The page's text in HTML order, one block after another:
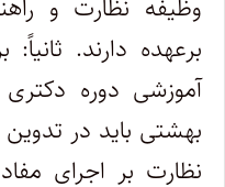
وظیفه نظارت و
آموزشی دوره
بهشتی باید در
نظارت بر اجرای